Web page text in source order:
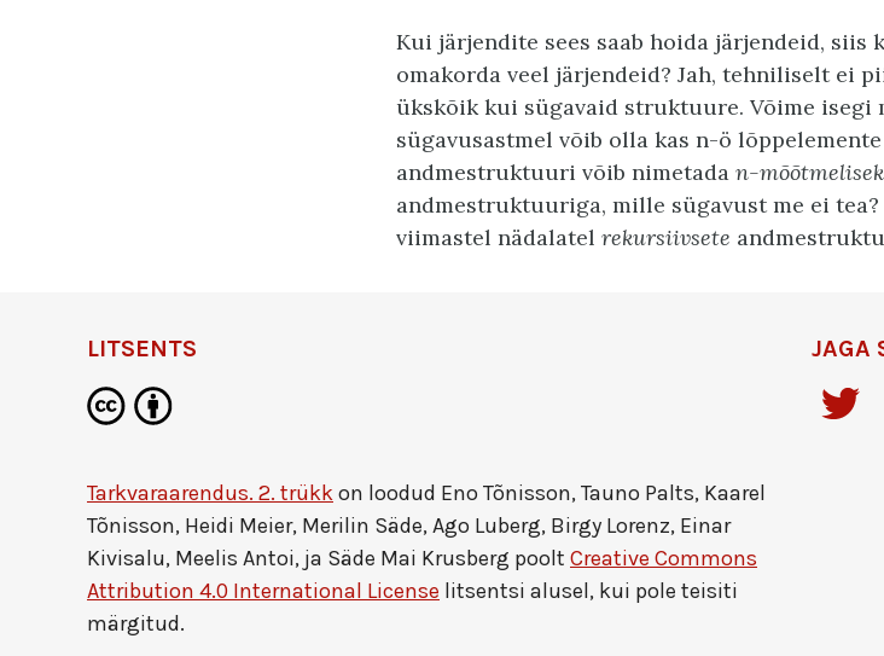
Kui järjendite sees saab hoida järjendeid, siis
omakorda veel järjendeid? Jah, tehniliselt ei
ükskõik kui sügavaid struktuure. Võime isegi
sügavusastmel võib olla kas n-ö
andmestruktuuri võib nimetada n-
andmestruktuuriga, mille sügavust me ei
viimastel nädalatel rekursiivsete
LITSENTS
Tarkvaraarendus. 2. trükkon loodud Eno Tõnisson, Tauno Palts, Kaarel
Tõnisson, Heidi Meier, Merilin Säde, Ago Luberg, Birgy Lorenz, Einar
Kivisalu, Meelis Antoi, ja Säde Mai Krusberg poolt Creative Commons
Attribution 4.0 International License litsentsi alusel, kui pole teisiti
märgitud.
JAGA